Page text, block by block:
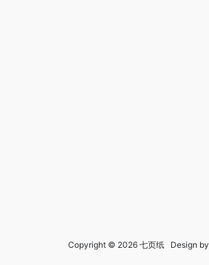
Copyright © 2026 七页纸 Design by